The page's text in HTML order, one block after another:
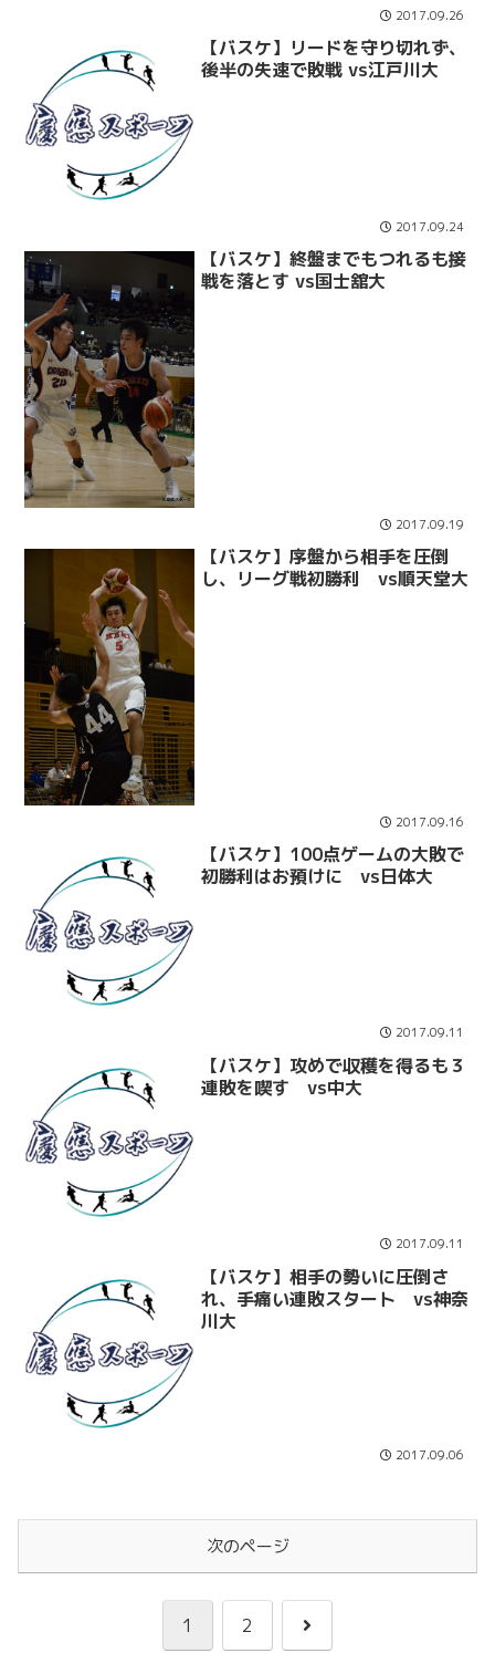
2017.09.26
【バスケ】リードを守り切れず、
後半の失速で敗戦 vs江戸川大
2017.09.24
【バスケ】終盤までもつれるも接
戦を落とす vs国士舘大
2017.09.19
【バスケ】序盤から相手を圧倒
し、リーグ戦初勝利 vs順天堂大
2017.09.16
【バスケ】100点ゲームの大敗で
初勝利はお預けに vs日体大
2017.09.11
【バスケ】攻めで収穫を得るも３
連敗を喫す vs中大
2017.09.11
【バスケ】相手の勢いに圧倒さ
れ、手痛い連敗スタート vs神奈
川大
2017.09.06
次のページ
1 2
次